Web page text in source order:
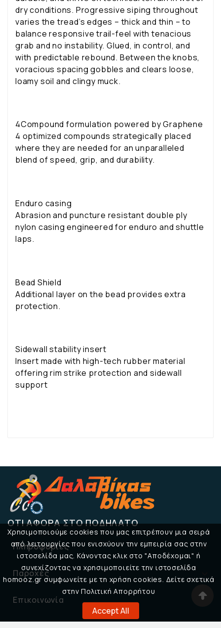
Χρησιμοποιούμε cookies που μας επιτρέπουν μια σειρά
από λειτουργίες που ενισχύουν την εμπειρία σας στην
ιστοσελίδα μας. Κάνοντας κλικ στο "Αποδέχομαι" ή
συνεχίζοντας να χρησιμοποιείτε την ιστοσελίδα
homooz.gr συμφωνείτε με τη χρήση cookies. Δείτε σχετικά
στην Πολιτική Απορρήτου
Accept All
dry conditions. Progressive siping throughout
varies the tread’s edges – thick and thin – to
balance responsive trail-feel with tenacious
grab and no instability. Glued, in control, and
with predictable rebound. Between the knobs,
voracious spacing gobbles and clears loose,
loamy soil and clingy muck.
4Compound formulation powered by Graphene
4 optimized compounds strategically placed
where they are needed for an unparalleled
blend of speed, grip, and durability.
Enduro casing
Abrasion and puncture resistant double ply
nylon casing engineered for enduro and shuttle
laps.
Bead Shield
Additional layer on the bead provides extra
protection.
Sidewall stability insert
Insert made with high-tech rubber material
offering rim strike protection and sidewall
support
ΌΤΙ ΑΦΟΡΆ ΣΤΟ ΠΟΔΉΛΑΤΟ
Πληροφορίες 
Παροχές
Επικοινωνία 